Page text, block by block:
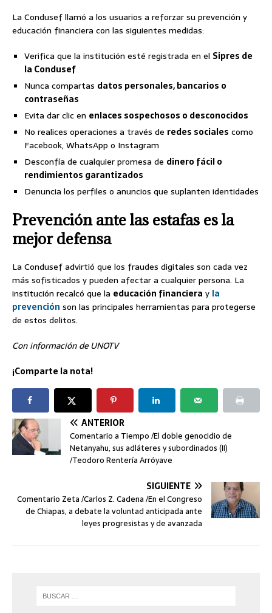
La Condusef llamó a los usuarios a reforzar su prevención y
educación financiera con las siguientes medidas:
Verifica que la institución esté registrada en el Sipres de
la Condusef
Nunca compartas datos personales, bancarios o
contraseñas
Evita dar clic en enlaces sospechosos o desconocidos
No realices operaciones a través de redes sociales como
Facebook, WhatsApp o Instagram
Desconfía de cualquier promesa de dinero fácil o
rendimientos garantizados
Denuncia los perfiles o anuncios que suplanten identidades
Prevención ante las estafas es la
mejor defensa
La Condusef advirtió que los fraudes digitales son cada vez
más sofisticados y pueden afectar a cualquier persona. La
institución recalcó que la educación financiera y la
prevención son las principales herramientas para protegerse
de estos delitos.
Con información de UNOTV
¡Comparte la nota!
ANTERIOR
Comentario a Tiempo /El doble genocidio de
Netanyahu, sus adláteres y subordinados (II)
/Teodoro Rentería Arróyave
SIGUIENTE
Comentario Zeta /Carlos Z. Cadena /En el Congreso
de Chiapas, a debate la voluntad anticipada ante
leyes progresistas y de avanzada